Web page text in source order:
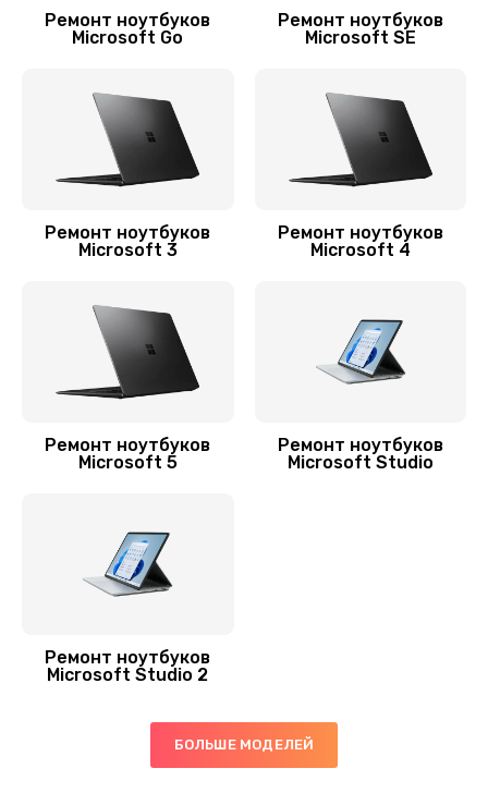
Замена видеокарты
Замена термопасты
Заказать
Замена оперативной памяти
690 руб.
Замена жесткого диска
Замена вебкамеры
Ремонт ноутбуков
Microsoft Go
Ремонт ноутбуков
Microsoft SE
Ремонт ноутбуков
Microsoft 3
Ремонт ноутбуков
Microsoft 4
Ремонт ноутбуков
Microsoft 5
Ремонт ноутбуков
Microsoft Studio
Ремонт ноутбуков
Microsoft Studio 2
БОЛЬШЕ МОДЕЛЕЙ